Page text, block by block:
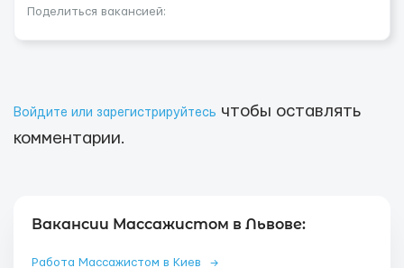
Поделиться вакансией:
Войдите или зарегистрируйтесь чтобы оставлять
комментарии.
Вакансии Массажистом в Львове:
Работа Массажистом в Киев →